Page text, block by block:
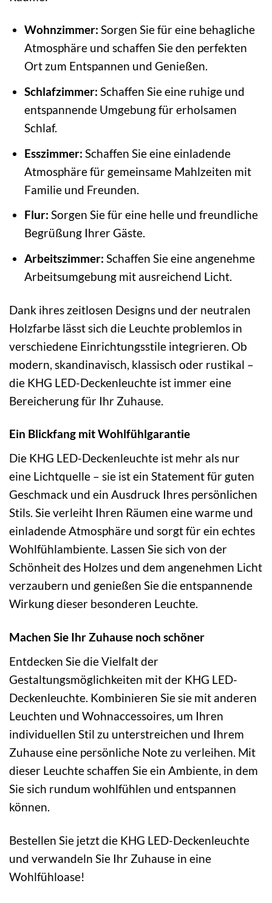
Wohnzimmer: Sorgen Sie für eine behagliche
Atmosphäre und schaffen Sie den perfekten
Ort zum Entspannen und Genießen.
Schlafzimmer: Schaffen Sie eine ruhige und
entspannende Umgebung für erholsamen
Schlaf.
Esszimmer: Schaffen Sie eine einladende
Atmosphäre für gemeinsame Mahlzeiten mit
Familie und Freunden.
Flur: Sorgen Sie für eine helle und freundliche
Begrüßung Ihrer Gäste.
Arbeitszimmer: Schaffen Sie eine angenehme
Arbeitsumgebung mit ausreichend Licht.
Dank ihres zeitlosen Designs und der neutralen
Holzfarbe lässt sich die Leuchte problemlos in
verschiedene Einrichtungsstile integrieren. Ob
modern, skandinavisch, klassisch oder rustikal –
die KHG LED-Deckenleuchte ist immer eine
Bereicherung für Ihr Zuhause.
Ein Blickfang mit Wohlfühlgarantie
Die KHG LED-Deckenleuchte ist mehr als nur
eine Lichtquelle – sie ist ein Statement für guten
Geschmack und ein Ausdruck Ihres persönlichen
Stils. Sie verleiht Ihren Räumen eine warme und
einladende Atmosphäre und sorgt für ein echtes
Wohlfühlambiente. Lassen Sie sich von der
Schönheit des Holzes und dem angenehmen Licht
verzaubern und genießen Sie die entspannende
Wirkung dieser besonderen Leuchte.
Machen Sie Ihr Zuhause noch schöner
Entdecken Sie die Vielfalt der
Gestaltungsmöglichkeiten mit der KHG LED-
Deckenleuchte. Kombinieren Sie sie mit anderen
Leuchten und Wohnaccessoires, um Ihren
individuellen Stil zu unterstreichen und Ihrem
Zuhause eine persönliche Note zu verleihen. Mit
dieser Leuchte schaffen Sie ein Ambiente, in dem
Sie sich rundum wohlfühlen und entspannen
können.
Bestellen Sie jetzt die KHG LED-Deckenleuchte
und verwandeln Sie Ihr Zuhause in eine
Wohlfühloase!